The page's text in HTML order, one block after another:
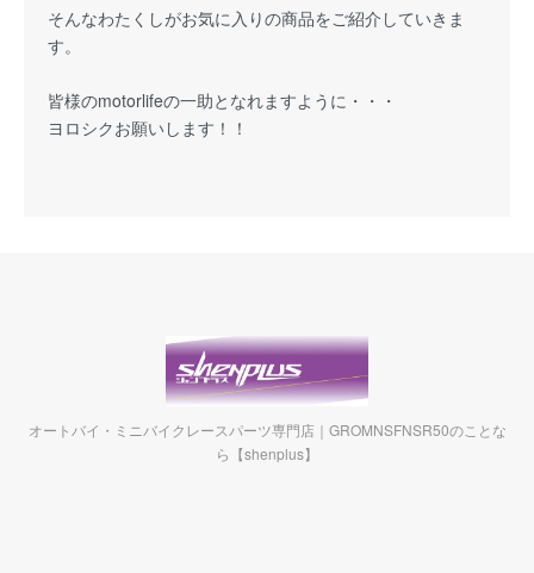
そんなわたくしがお気に入りの商品をご紹介していきま
す。
皆様のmotorlifeの一助となれますように・・・
ヨロシクお願いします！！
オートバイ・ミニバイクレースパーツ専門店｜GROMNSFNSR50のことな
ら【shenplus】